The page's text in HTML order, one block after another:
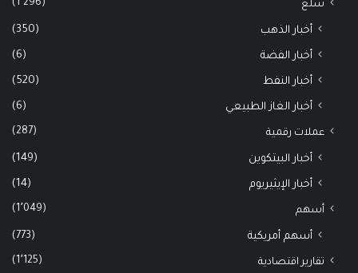
سلع (1٬296)
أخبار الذهب (350)
أخبار الفضة (6)
أخبار النفط (520)
أخبار الغاز الطبيعي (6)
عملات رقمية (287)
أخبار البيتكوين (149)
أخبار الإيثيريوم (14)
أسهم (1٬049)
أسهم أمريكية (773)
تقارير اقتصادية (1٬125)